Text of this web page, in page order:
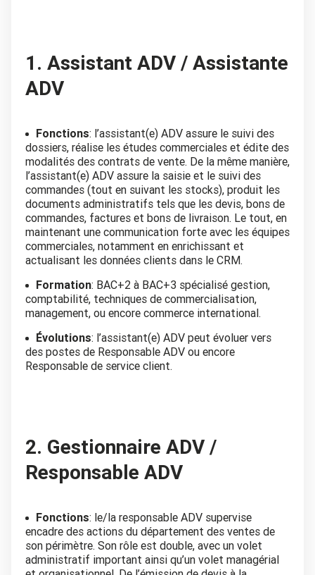
1. Assistant ADV / Assistante
ADV
Fonctions: l’assistant(e) ADV assure le suivi des
dossiers, réalise les études commerciales et édite des
modalités des contrats de vente. De la même manière,
l’assistant(e) ADV assure la saisie et le suivi des
commandes (tout en suivant les stocks), produit les
documents administratifs tels que les devis, bons de
commandes, factures et bons de livraison. Le tout, en
maintenant une communication forte avec les équipes
commerciales, notamment en enrichissant et
actualisant les données clients dans le CRM.
Formation: BAC+2 à BAC+3 spécialisé gestion,
comptabilité, techniques de commercialisation,
management, ou encore commerce international.
Évolutions: l’assistant(e) ADV peut évoluer vers
des postes de Responsable ADV ou encore
Responsable de service client.
2. Gestionnaire ADV /
Responsable ADV
Fonctions: le/la responsable ADV supervise
encadre des actions du département des ventes de
son périmètre. Son rôle est double, avec un volet
administratif important ainsi qu’un volet managérial